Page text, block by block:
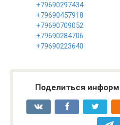
+79690297434
+79690457918
+79690709052
+79690284706
+79690223640
Поделиться